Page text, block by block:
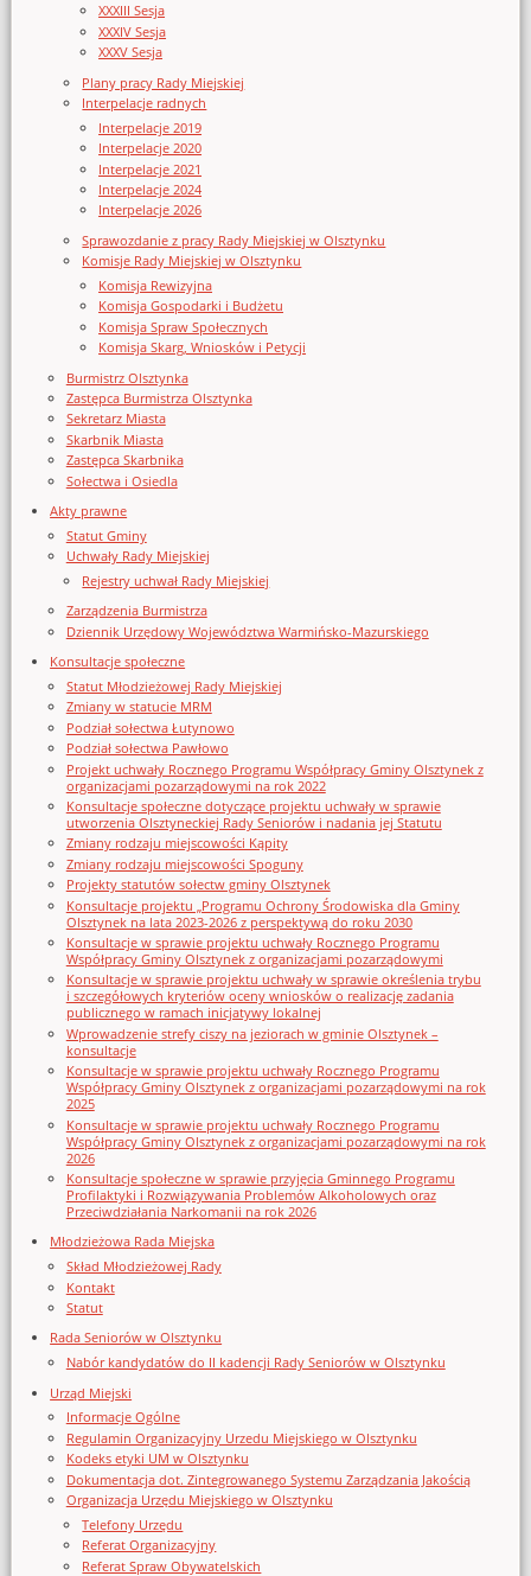
XXXIII Sesja
XXXIV Sesja
XXXV Sesja
Plany pracy Rady Miejskiej
Interpelacje radnych
Interpelacje 2019
Interpelacje 2020
Interpelacje 2021
Interpelacje 2024
Interpelacje 2026
Sprawozdanie z pracy Rady Miejskiej w Olsztynku
Komisje Rady Miejskiej w Olsztynku
Komisja Rewizyjna
Komisja Gospodarki i Budżetu
Komisja Spraw Społecznych
Komisja Skarg, Wniosków i Petycji
Burmistrz Olsztynka
Zastępca Burmistrza Olsztynka
Sekretarz Miasta
Skarbnik Miasta
Zastępca Skarbnika
Sołectwa i Osiedla
Akty prawne
Statut Gminy
Uchwały Rady Miejskiej
Rejestry uchwał Rady Miejskiej
Zarządzenia Burmistrza
Dziennik Urzędowy Województwa Warmińsko-Mazurskiego
Konsultacje społeczne
Statut Młodzieżowej Rady Miejskiej
Zmiany w statucie MRM
Podział sołectwa Łutynowo
Podział sołectwa Pawłowo
Projekt uchwały Rocznego Programu Współpracy Gminy Olsztynek z
organizacjami pozarządowymi na rok 2022
Konsultacje społeczne dotyczące projektu uchwały w sprawie
utworzenia Olsztyneckiej Rady Seniorów i nadania jej Statutu
Zmiany rodzaju miejscowości Kąpity
Zmiany rodzaju miejscowości Spoguny
Projekty statutów sołectw gminy Olsztynek
Konsultacje projektu „Programu Ochrony Środowiska dla Gminy
Olsztynek na lata 2023-2026 z perspektywą do roku 2030
Konsultacje w sprawie projektu uchwały Rocznego Programu
Współpracy Gminy Olsztynek z organizacjami pozarządowymi
Konsultacje w sprawie projektu uchwały w sprawie określenia trybu
i szczegółowych kryteriów oceny wniosków o realizację zadania
publicznego w ramach inicjatywy lokalnej
Wprowadzenie strefy ciszy na jeziorach w gminie Olsztynek –
konsultacje
Konsultacje w sprawie projektu uchwały Rocznego Programu
Współpracy Gminy Olsztynek z organizacjami pozarządowymi na rok
2025
Konsultacje w sprawie projektu uchwały Rocznego Programu
Współpracy Gminy Olsztynek z organizacjami pozarządowymi na rok
2026
Konsultacje społeczne w sprawie przyjęcia Gminnego Programu
Profilaktyki i Rozwiązywania Problemów Alkoholowych oraz
Przeciwdziałania Narkomanii na rok 2026
Młodzieżowa Rada Miejska
Skład Młodzieżowej Rady
Kontakt
Statut
Rada Seniorów w Olsztynku
Nabór kandydatów do II kadencji Rady Seniorów w Olsztynku
Urząd Miejski
Informacje Ogólne
Regulamin Organizacyjny Urzedu Miejskiego w Olsztynku
Kodeks etyki UM w Olsztynku
Dokumentacja dot. Zintegrowanego Systemu Zarządzania Jakością
Organizacja Urzędu Miejskiego w Olsztynku
Telefony Urzędu
Referat Organizacyjny
Referat Spraw Obywatelskich